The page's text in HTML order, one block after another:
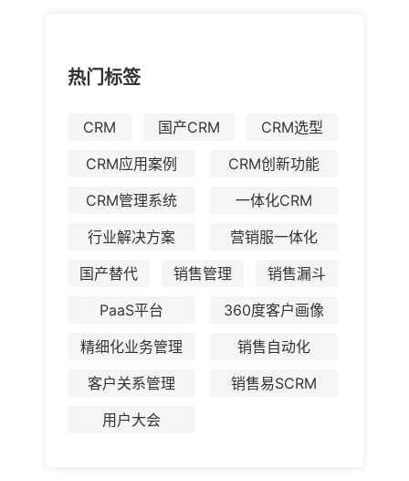
热门标签
CRM 国产CRM
CRM选型
CRM应用案例
CRM创新功能
CRM管理系统
一体化CRM
行业解决方案
营销服一体化
国产替代
销售管理
销售漏斗
PaaS平台
360度客户画像
精细化业务管理
销售自动化
客户关系管理
销售易SCRM
用户大会